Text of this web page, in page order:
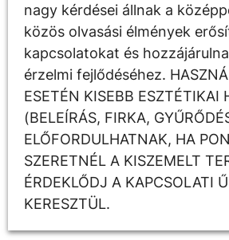
nagy kérdései állnak a
közös olvasási élmények
kapcsolatokat és
érzelmi fejlődéséhez.
ESETÉN KISEBB ESZTÉTIKAI
(BELEÍRÁS, FIRKA,
ELŐFORDULHATNAK, HA
SZERETNÉL A KISZEMELT
ÉRDEKLŐDJ A KAPCSOLATI
KERESZTÜL.